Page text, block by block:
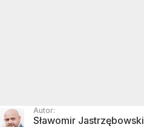
Autor:
Sławomir Jastrzębowski